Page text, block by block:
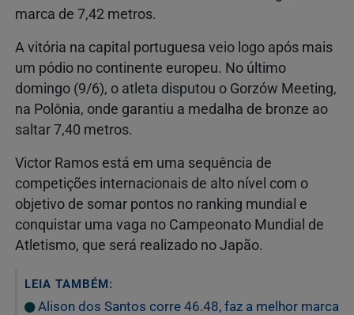
marca de 7,42 metros.
A vitória na capital portuguesa veio logo após mais
um pódio no continente europeu. No último
domingo (9/6), o atleta disputou o Gorzów Meeting,
na Polônia, onde garantiu a medalha de bronze ao
saltar 7,40 metros.
Victor Ramos está em uma sequência de
competições internacionais de alto nível com o
objetivo de somar pontos no ranking mundial e
conquistar uma vaga no Campeonato Mundial de
Atletismo, que será realizado no Japão.
LEIA TAMBÉM:
Alison dos Santos corre 46.48, faz a melhor marca